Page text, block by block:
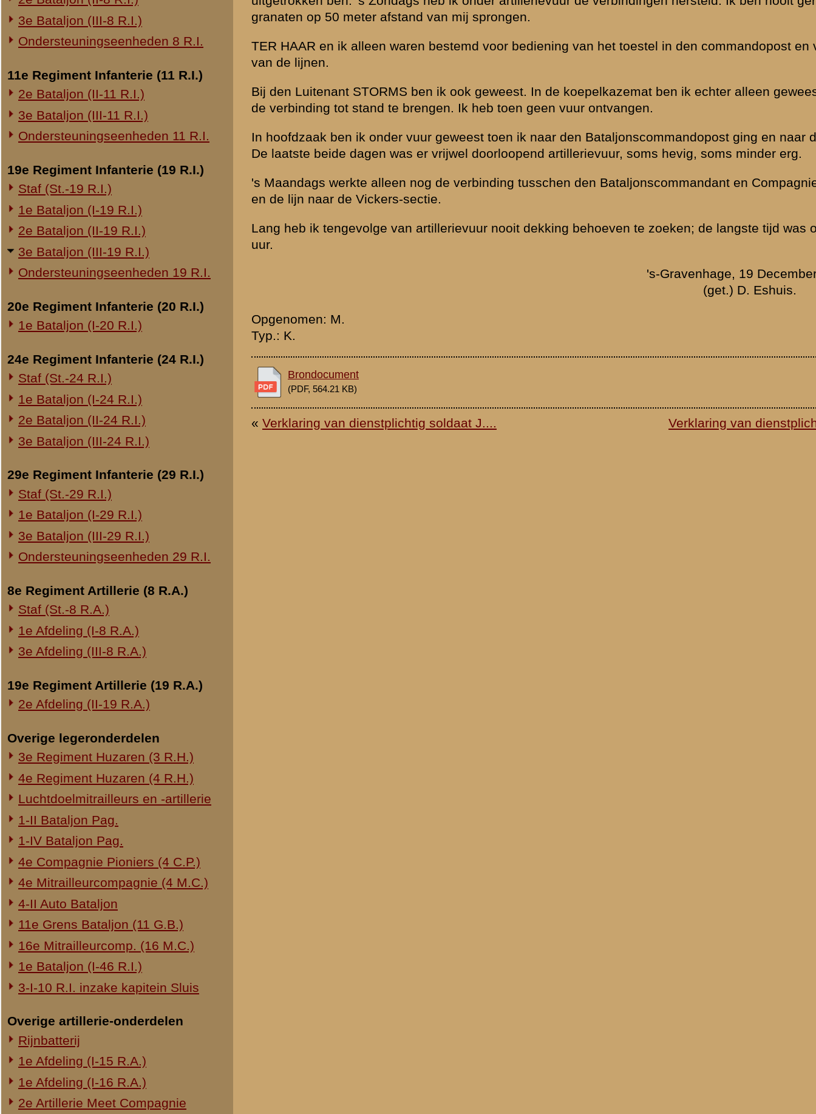
Ondersteuningseenheden 19 R.I.
1e Bataljon (I-20 R.I.)
Staf (St.-24 R.I.)
1e Bataljon (I-24 R.I.)
3e Bataljon (III-24 R.I.)
29e Regiment Infanterie (29 R.I.)
1e Bataljon (I-29 R.I.)
3e Bataljon (III-29 R.I.)
Ondersteuningseenheden 29 R.I.
Staf (St.-8 R.A.)
1e Afdeling (I-8 R.A.)
3e Afdeling (III-8 R.A.)
Overige legeronderdelen
3e Regiment Huzaren (3 R.H.)
Luchtdoelmitrailleurs en -artillerie
1-II Bataljon Pag.
1-IV Bataljon Pag.
4e Compagnie Pioniers (4 C.P.)
4e Mitrailleurcompagnie (4 M.C.)
4-II Auto Bataljon
11e Grens Bataljon (11 G.B.)
1e Bataljon (I-46 R.I.)
Overige artillerie-onderdelen
Rijnbatterij
1e Afdeling (I-15 R.A.)
2e Artillerie Meet Compagnie
Onderwerp gerelateerd
Opblazen spoorbrug bij Rhenen
Onderzoek Ouwehand
Pfeifpatronen
Inspectietochten C.V. 1940
Strafprocessen 1941-1942
(get.) D. Eshuis.
Opgenomen: M.
Typ.: K.
Brondocument
Verklaring van dienstplichtig soldaat H....»
Verklaring van dienstplichtig soldaat J....